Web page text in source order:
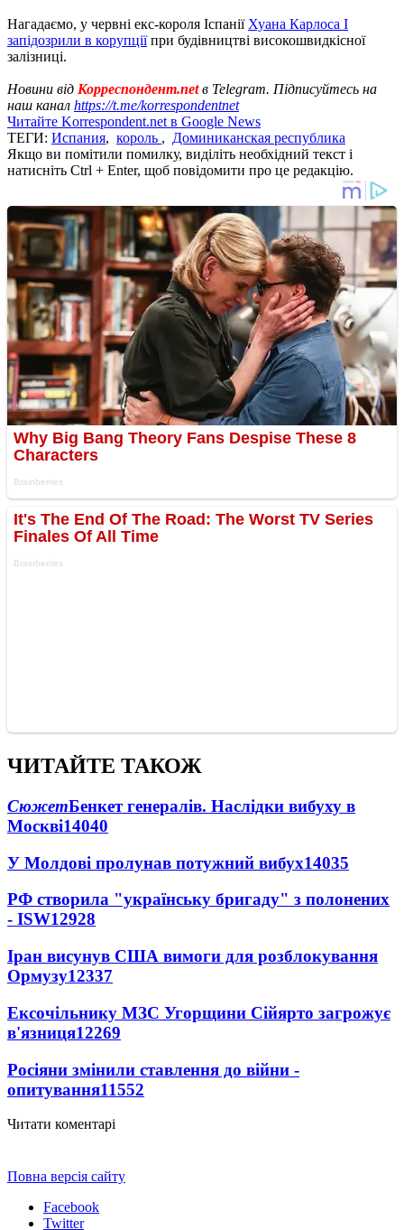
Нагадаємо, у червні екс-короля Іспанії Хуана Карлоса I
запідозрили в корупціїпри будівництві високошвидкісної
залізниці.
Новини від Корреспондент.netв Telegram. Підписуйтесь на
наш канал https://t.me/korrespondentnet
Читайте Korrespondent.net в Google News
ТЕГИ: Испания, король , Доминиканская республика
Якщо ви помітили помилку, виділіть необхідний текст і
натисніть Ctrl + Enter, щоб повідомити про це редакцію.
ЧИТАЙТЕ ТАКОЖ
СюжетБенкет генералів. Наслідки вибуху в
Москві14040
У Молдові пролунав потужний вибух14035
РФ створила "українську бригаду" з полонених
- ISW12928
Іран висунув США вимоги для розблокування
Ормузу12337
Ексочільнику МЗС Угорщини Сійярто загрожує
в'язниця12269
Росіяни змінили ставлення до війни -
опитування11552
Читати коментарі
Повна версія сайту
Facebook
Twitter